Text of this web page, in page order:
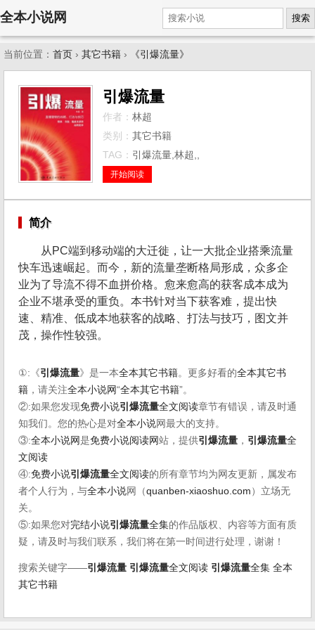
全本小说网 搜索
当前位置： 首页 › 其它书籍 › 《引爆流量》
引爆流量
作者： 林超
类别： 其它书籍
TAG： 引爆流量,林超,,
开始阅读
简介
从PC端到移动端的大迁徙，让一大批企业搭乘流量
快车迅速崛起。而今，新的流量垄断格局形成，众多企
业为了导流不得不血拼价格。愈来愈高的获客成本成为
企业不堪承受的重负。本书针对当下获客难，提出快
速、精准、低成本地获客的战略、打法与技巧，图文并
茂，操作性较强。
①:《引爆流量》是一本全本其它书籍。更多好看的全本其它书
籍 ，请关注全本小说网“全本其它书籍”。
②:如果您发现免费小说引爆流量全文阅读章节有错误，请及时通
知我们。您的热心是对全本小说网最大的支持。
③:全本小说网是免费小说阅读网站，提供引爆流量 ， 引爆流量全
文阅读
④:免费小说引爆流量全文阅读的所有章节均为网友更新，属发布
者个人行为，与全本小说网（quanben-xiaoshuo.com ）立场无
关。
⑤:如果您对完结小说引爆流量全集的作品版权、内容等方面有质
疑，请及时与我们联系，我们将在第一时间进行处理，谢谢！
搜索关键字——引爆流量 引爆流量全文阅读 引爆流量全集 全本
其它书籍